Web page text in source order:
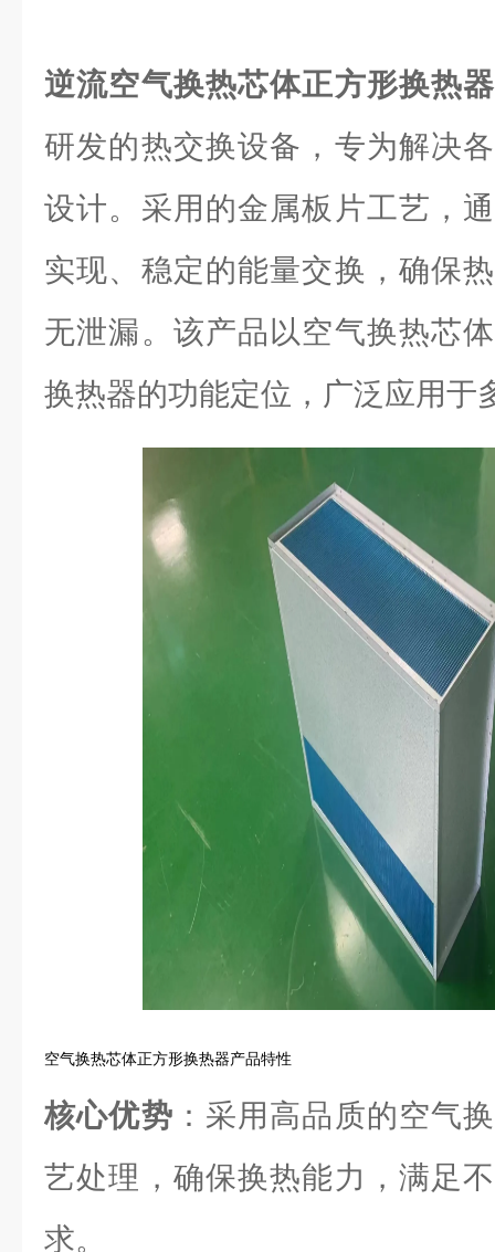
逆流空气换热芯体正方形换热器
研发的热交换设备，专为解决
设计。采用的金属板片工艺，
实现、稳定的能量交换，确保
无泄漏。该产品以空气换热芯
换热器的功能定位，广泛应用于
空气换热芯体正方形换热器产品特性
核心优势 ：采用高品质的空气
艺处理，确保换热能力，满足
求。